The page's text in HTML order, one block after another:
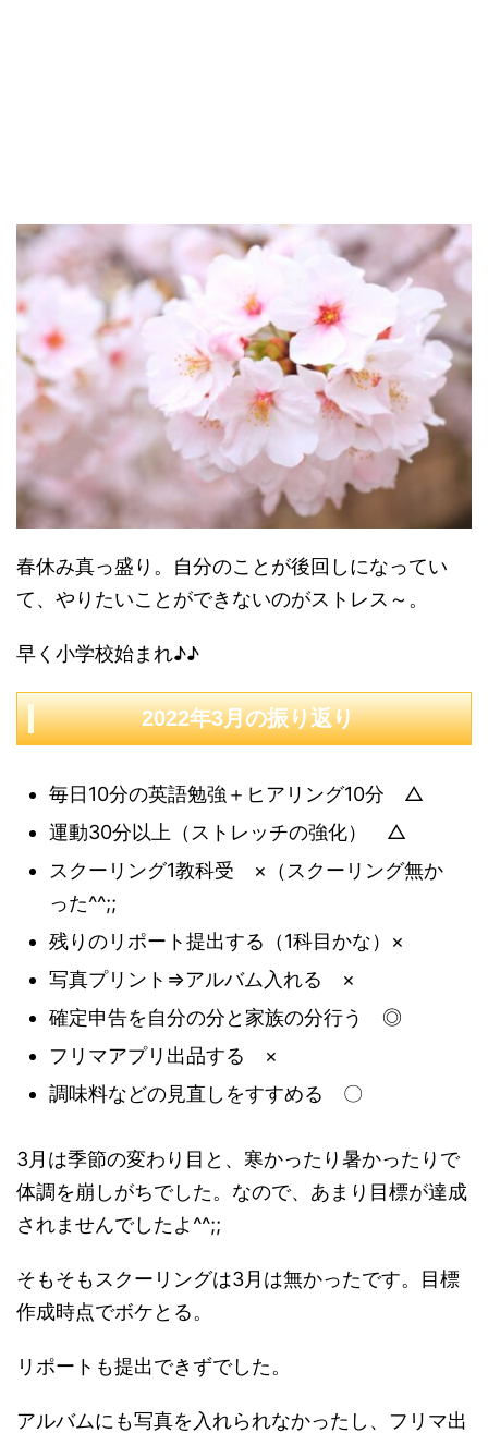
春休み真っ盛り。自分のことが後回しになってい
て、やりたいことができないのがストレス～。
早く小学校始まれ♪♪
2022年3月の振り返り
毎日10分の英語勉強＋ヒアリング10分 △
運動30分以上（ストレッチの強化） △
スクーリング1教科受 ×（スクーリング無か
った^^;;
残りのリポート提出する（1科目かな）×
写真プリント⇒アルバム入れる ×
確定申告を自分の分と家族の分行う ◎
フリマアプリ出品する ×
調味料などの見直しをすすめる 〇
3月は季節の変わり目と、寒かったり暑かったりで
体調を崩しがちでした。なので、あまり目標が達成
されませんでしたよ^^;;
そもそもスクーリングは3月は無かったです。目標
作成時点でボケとる。
リポートも提出できずでした。
アルバムにも写真を入れられなかったし、フリマ出